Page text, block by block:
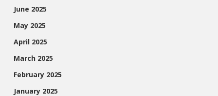
June 2025
May 2025
April 2025
March 2025
February 2025
January 2025